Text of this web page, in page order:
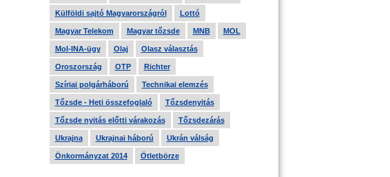
Külföldi sajtó Magyarországról Lottó
Magyar Telekom Magyar tőzsde MNB MOL
Mol-INA-ügy Olaj Olasz választás
Oroszország OTP Richter
Szíriai polgárháború Technikai elemzés
Tőzsde - Heti összefoglaló Tőzsdenyitás
Tőzsde nyitás előtti várakozás Tőzsdezárás
Ukrajna Ukrajnai háború Ukrán válság
Önkormányzat 2014 Ötletbörze